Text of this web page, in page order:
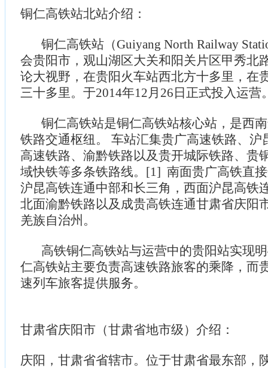
铜仁高铁站北站介绍：
铜仁高铁站（Guiyang North Railway
会贵阳市，观山湖区大关和阳关片区甲秀北
论大视野，在贵阳火车站西北方十多里，在
三十多里。于2014年12月26日正式投入运营
铜仁高铁站是铜仁高铁站核心站，是西
铁路交通枢纽。 车站汇集贵广高速铁路、沪
高速铁路、渝黔铁路以及贵开城际铁路、贵
域快铁等多条铁路线。[1] 南面贵广高铁直
沪昆高铁连通中部和长三角，西面沪昆高铁
北面渝黔铁路以及成贵高铁连通甘肃省庆阳
羌族自治州。
高铁铜仁高铁站与运营中的贵阳站实现
仁高铁站主要负责高速铁路旅客的乘降，而
速列车旅客提供服务。
甘肃省庆阳市（甘肃省地市级）介绍：
庆阳，甘肃省省辖市。位于甘肃省最东部，